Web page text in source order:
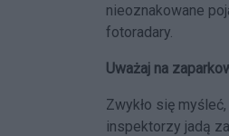
nieoznakowane
fotoradary.
Uważaj na
Zwykło się
inspektorzy jadą